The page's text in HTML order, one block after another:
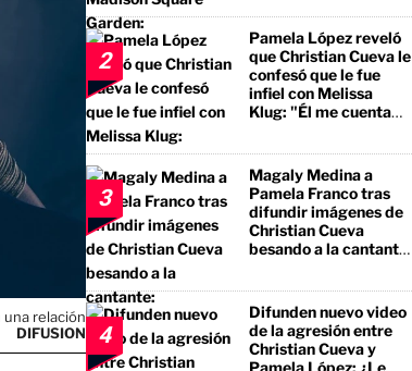
relación
DIFUSION
2
Pamela López reveló
que Christian Cueva le
confesó que le fue
infiel con Melissa
Klug: "Él me cuenta
3
Magaly Medina a
Pamela Franco tras
difundir imágenes de
Christian Cueva
besando a la cantante:
a un borracho, a un
pegalón"
4
Difunden nuevo video
de la agresión entre
Christian Cueva y
Pamela López: ¿Le